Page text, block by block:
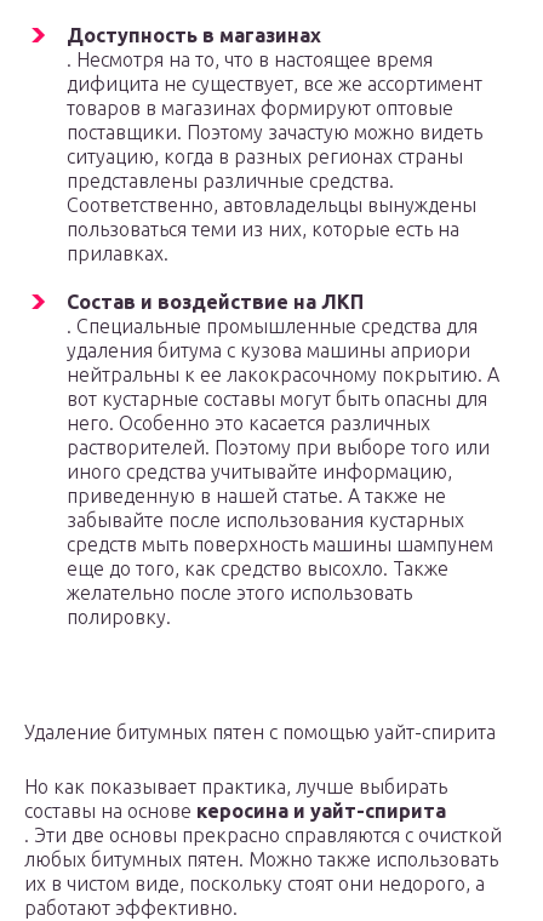
Доступность в магазинах
. Несмотря на то, что в настоящее время
дифицита не существует, все же ассортимент
товаров в магазинах формируют оптовые
поставщики. Поэтому зачастую можно видеть
ситуацию, когда в разных регионах страны
представлены различные средства.
Соответственно, автовладельцы вынуждены
пользоваться теми из них, которые есть на
прилавках.
Состав и воздействие на ЛКП
. Специальные промышленные средства для
удаления битума с кузова машины априори
нейтральны к ее лакокрасочному покрытию. А
вот кустарные составы могут быть опасны для
него. Особенно это касается различных
растворителей. Поэтому при выборе того или
иного средства учитывайте информацию,
приведенную в нашей статье. А также не
забывайте после использования кустарных
средств мыть поверхность машины шампунем
еще до того, как средство высохло. Также
желательно после этого использовать
полировку.
Удаление битумных пятен с помощью уайт-спирита
Но как показывает практика, лучше выбирать
составы на основе керосина и уайт-спирита
. Эти две основы прекрасно справляются с очисткой
любых битумных пятен. Можно также использовать
их в чистом виде, поскольку стоят они недорого, а
работают эффективно.